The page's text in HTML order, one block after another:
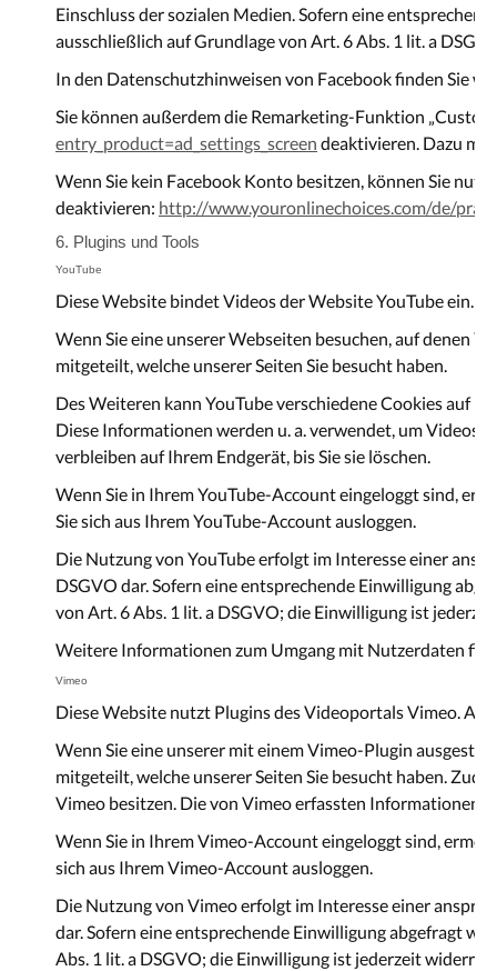
Einschluss der sozialen Medien. Sofern eine
ausschließlich auf Grundlage von Art. 6 Abs. 1 lit. a
In den Datenschutzhinweisen von Facebook finden Sie
Sie können außerdem die Remarketing-Funktion
entry_product=ad_settings_screen deaktivieren. Dazu
Wenn Sie kein Facebook Konto besitzen, können Sie
deaktivieren: http://www.youronlinechoices.com/de/
6. Plugins und Tools
YouTube
Diese Website bindet Videos der Website YouTube ein.
Wenn Sie eine unserer Webseiten besuchen, auf denen
mitgeteilt, welche unserer Seiten Sie besucht haben.
Des Weiteren kann YouTube verschiedene Cookies auf
Diese Informationen werden u. a. verwendet, um
verbleiben auf Ihrem Endgerät, bis Sie sie löschen.
Wenn Sie in Ihrem YouTube-Account eingeloggt sind,
Sie sich aus Ihrem YouTube-Account ausloggen.
Die Nutzung von YouTube erfolgt im Interesse einer
DSGVO dar. Sofern eine entsprechende Einwilligung
von Art. 6 Abs. 1 lit. a DSGVO; die Einwilligung ist
Weitere Informationen zum Umgang mit Nutzerdaten
Vimeo
Diese Website nutzt Plugins des Videoportals Vimeo.
Wenn Sie eine unserer mit einem Vimeo-Plugin
mitgeteilt, welche unserer Seiten Sie besucht haben.
Vimeo besitzen. Die von Vimeo erfassten Informationen
Wenn Sie in Ihrem Vimeo-Account eingeloggt sind,
sich aus Ihrem Vimeo-Account ausloggen.
Die Nutzung von Vimeo erfolgt im Interesse einer
dar. Sofern eine entsprechende Einwilligung abgefragt
Abs. 1 lit. a DSGVO; die Einwilligung ist jederzeit